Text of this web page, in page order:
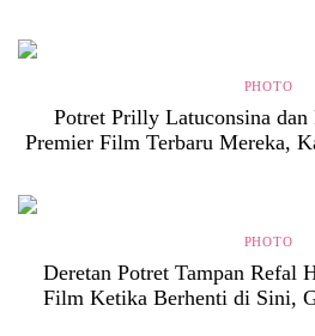
PHOTO
Potret Prilly Latuconsina
Premier Film Terbaru Mereka,
PHOTO
Deretan Potret Tampan Refal
Film Ketika Berhenti di Sini,